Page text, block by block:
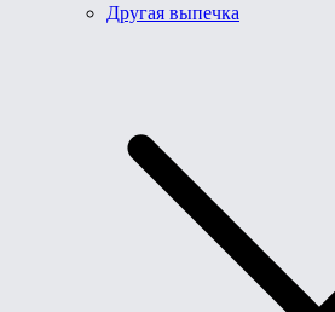
Другая выпечка